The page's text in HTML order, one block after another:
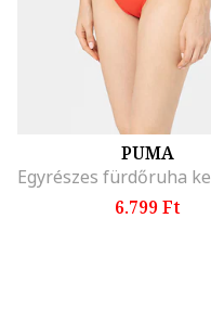
PUMA
6.799 Ft